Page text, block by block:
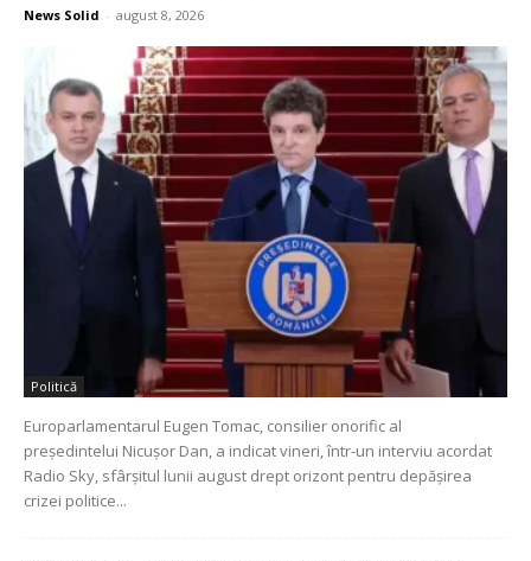
News Solid - august 8, 2026
Politică
Europarlamentarul Eugen Tomac, consilier onorific al
președintelui Nicușor Dan, a indicat vineri, într-un interviu acordat
Radio Sky, sfârșitul lunii august drept orizont pentru depășirea
crizei politice...